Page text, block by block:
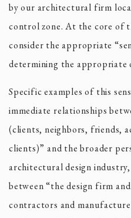
by our architectural firm
control zone. At the core of
consider the appropriate
determining the appropriate
Specific examples of this
immediate relationships
(clients, neighbors, friends,
clients)” and the broader
architectural design
between “the design firm
contractors and